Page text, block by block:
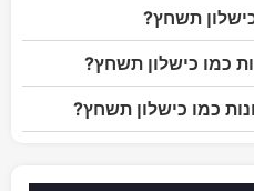
תשחץ?
כמו כישלון תשחץ?
כמו כישלון תשחץ?